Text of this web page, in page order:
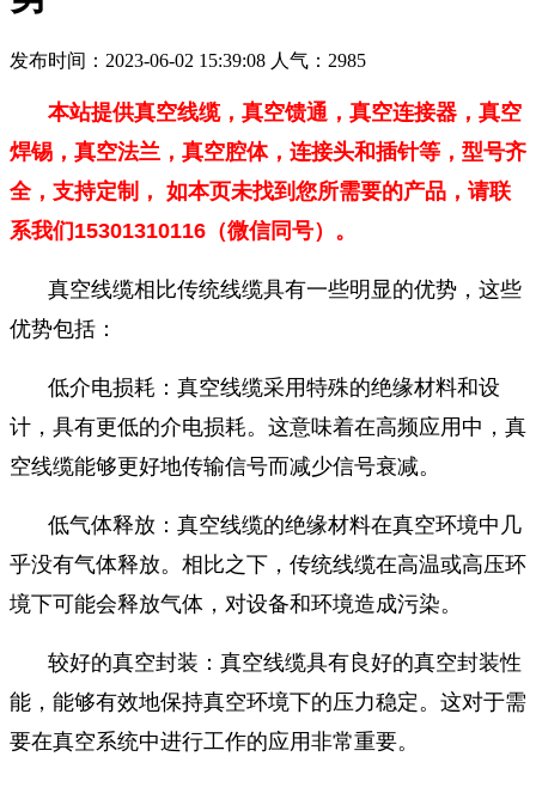
发布时间：2023-06-02 15:39:08 人气：2985
本站提供真空线缆，真空馈通，真空连接器，真空
焊锡，真空法兰，真空腔体，连接头和插针等，型号齐
全，支持定制， 如本页未找到您所需要的产品，请联
系我们15301310116（微信同号）。
真空线缆相比传统线缆具有一些明显的优势，这些
优势包括：
低介电损耗：真空线缆采用特殊的绝缘材料和设
计，具有更低的介电损耗。这意味着在高频应用中，真
空线缆能够更好地传输信号而减少信号衰减。
低气体释放：真空线缆的绝缘材料在真空环境中几
乎没有气体释放。相比之下，传统线缆在高温或高压环
境下可能会释放气体，对设备和环境造成污染。
较好的真空封装：真空线缆具有良好的真空封装性
能，能够有效地保持真空环境下的压力稳定。这对于需
要在真空系统中进行工作的应用非常重要。